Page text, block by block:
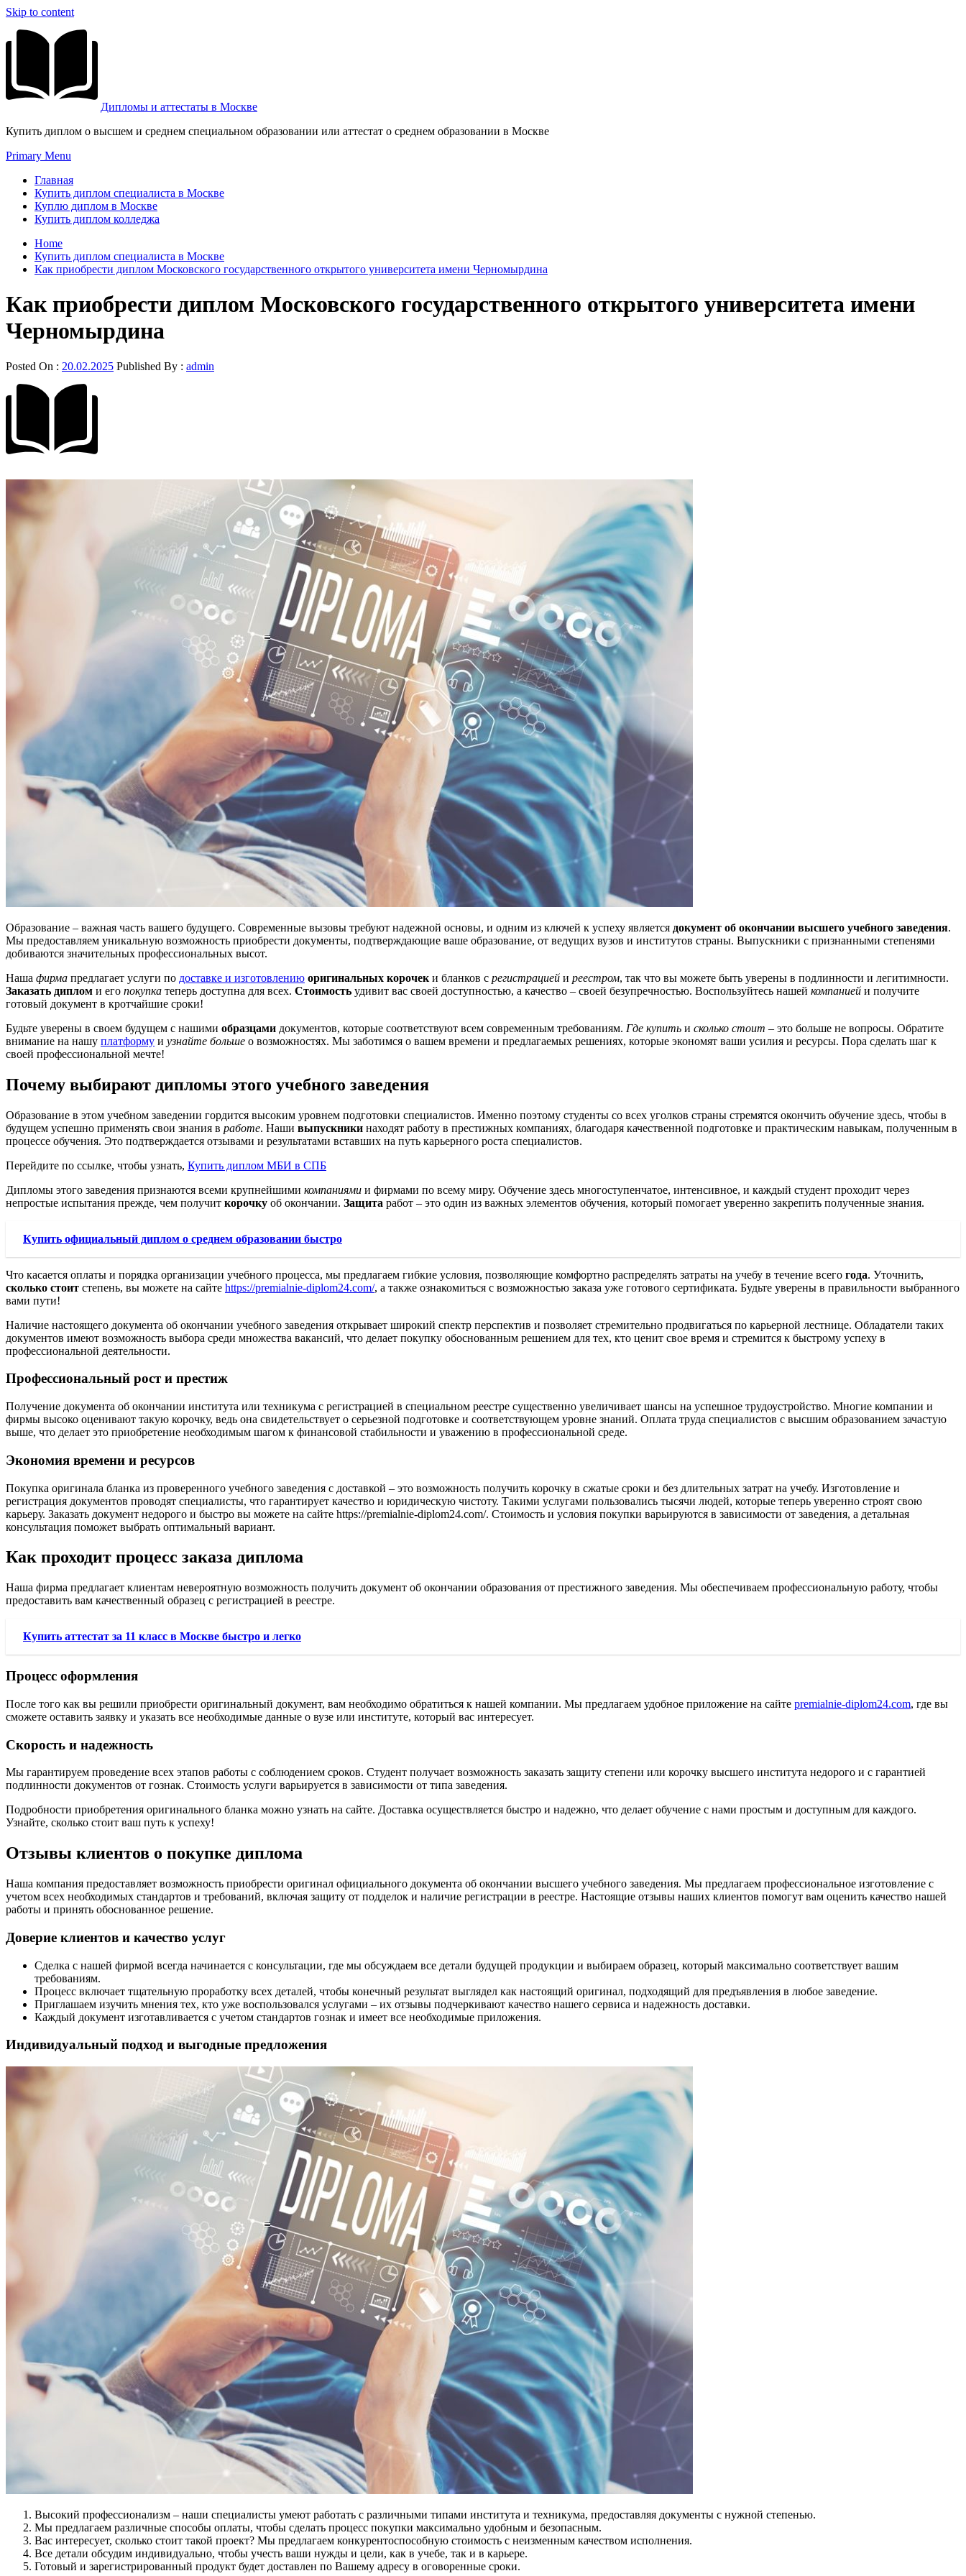
Skip to content
Дипломы и аттестаты в Москве
Купить диплом о высшем и среднем специальном образовании или аттестат о среднем образовании в Москве
Primary Menu
Главная
Купить диплом специалиста в Москве
Куплю диплом в Москве
Купить диплом колледжа
Home
Купить диплом специалиста в Москве
Как приобрести диплом Московского государственного открытого университета имени Черномырдина
Как приобрести диплом Московского государственного открытого университета имени
Черномырдина
Posted On : 20.02.2025 Published By : admin
Образование – важная часть вашего будущего. Современные вызовы требуют надежной основы, и одним из ключей к успеху является документ об окончании высшего учебного заведения.
Мы предоставляем уникальную возможность приобрести документы, подтверждающие ваше образование, от ведущих вузов и институтов страны. Выпускники с признанными степенями
добиваются значительных профессиональных высот.
Наша фирма предлагает услуги по доставке и изготовлению оригинальных корочек и бланков с регистрацией и реестром, так что вы можете быть уверены в подлинности и легитимности.
Заказать диплом и его покупка теперь доступна для всех. Стоимость удивит вас своей доступностью, а качество – своей безупречностью. Воспользуйтесь нашей компанией и получите
готовый документ в кротчайшие сроки!
Будьте уверены в своем будущем с нашими образцами документов, которые соответствуют всем современным требованиям. Где купить и сколько стоит – это больше не вопросы. Обратите
внимание на нашу платформу и узнайте больше о возможностях. Мы заботимся о вашем времени и предлагаемых решениях, которые экономят ваши усилия и ресурсы. Пора сделать шаг к
своей профессиональной мечте!
Почему выбирают дипломы этого учебного заведения
Образование в этом учебном заведении гордится высоким уровнем подготовки специалистов. Именно поэтому студенты со всех уголков страны стремятся окончить обучение здесь, чтобы в
будущем успешно применять свои знания в работе. Наши выпускники находят работу в престижных компаниях, благодаря качественной подготовке и практическим навыкам, полученным в
процессе обучения. Это подтверждается отзывами и результатами вставших на путь карьерного роста специалистов.
Перейдите по ссылке, чтобы узнать, Купить диплом МБИ в СПБ
Дипломы этого заведения признаются всеми крупнейшими компаниями и фирмами по всему миру. Обучение здесь многоступенчатое, интенсивное, и каждый студент проходит через
непростые испытания прежде, чем получит корочку об окончании. Защита работ – это один из важных элементов обучения, который помогает уверенно закрепить полученные знания.
Купить официальный диплом о среднем образовании быстро
Что касается оплаты и порядка организации учебного процесса, мы предлагаем гибкие условия, позволяющие комфортно распределять затраты на учебу в течение всего года. Уточнить,
сколько стоит степень, вы можете на сайте https://premialnie-diplom24.com/, а также ознакомиться с возможностью заказа уже готового сертификата. Будьте уверены в правильности выбранного
вами пути!
Наличие настоящего документа об окончании учебного заведения открывает широкий спектр перспектив и позволяет стремительно продвигаться по карьерной лестнице. Обладатели таких
документов имеют возможность выбора среди множества вакансий, что делает покупку обоснованным решением для тех, кто ценит свое время и стремится к быстрому успеху в
профессиональной деятельности.
Профессиональный рост и престиж
Получение документа об окончании института или техникума с регистрацией в специальном реестре существенно увеличивает шансы на успешное трудоустройство. Многие компании и
фирмы высоко оценивают такую корочку, ведь она свидетельствует о серьезной подготовке и соответствующем уровне знаний. Оплата труда специалистов с высшим образованием зачастую
выше, что делает это приобретение необходимым шагом к финансовой стабильности и уважению в профессиональной среде.
Экономия времени и ресурсов
Покупка оригинала бланка из проверенного учебного заведения с доставкой – это возможность получить корочку в сжатые сроки и без длительных затрат на учебу. Изготовление и
регистрация документов проводят специалисты, что гарантирует качество и юридическую чистоту. Такими услугами пользовались тысячи людей, которые теперь уверенно строят свою
карьеру. Заказать документ недорого и быстро вы можете на сайте https://premialnie-diplom24.com/. Стоимость и условия покупки варьируются в зависимости от заведения, а детальная
консультация поможет выбрать оптимальный вариант.
Как проходит процесс заказа диплома
Наша фирма предлагает клиентам невероятную возможность получить документ об окончании образования от престижного заведения. Мы обеспечиваем профессиональную работу, чтобы
предоставить вам качественный образец с регистрацией в реестре.
Купить аттестат за 11 класс в Москве быстро и легко
Процесс оформления
После того как вы решили приобрести оригинальный документ, вам необходимо обратиться к нашей компании. Мы предлагаем удобное приложение на сайте premialnie-diplom24.com, где вы
сможете оставить заявку и указать все необходимые данные о вузе или институте, который вас интересует.
Скорость и надежность
Мы гарантируем проведение всех этапов работы с соблюдением сроков. Студент получает возможность заказать защиту степени или корочку высшего института недорого и с гарантией
подлинности документов от гознак. Стоимость услуги варьируется в зависимости от типа заведения.
Подробности приобретения оригинального бланка можно узнать на сайте. Доставка осуществляется быстро и надежно, что делает обучение с нами простым и доступным для каждого.
Узнайте, сколько стоит ваш путь к успеху!
Отзывы клиентов о покупке диплома
Наша компания предоставляет возможность приобрести оригинал официального документа об окончании высшего учебного заведения. Мы предлагаем профессиональное изготовление с
учетом всех необходимых стандартов и требований, включая защиту от подделок и наличие регистрации в реестре. Настоящие отзывы наших клиентов помогут вам оценить качество нашей
работы и принять обоснованное решение.
Доверие клиентов и качество услуг
Сделка с нашей фирмой всегда начинается с консультации, где мы обсуждаем все детали будущей продукции и выбираем образец, который максимально соответствует вашим
требованиям.
Процесс включает тщательную проработку всех деталей, чтобы конечный результат выглядел как настоящий оригинал, подходящий для предъявления в любое заведение.
Приглашаем изучить мнения тех, кто уже воспользовался услугами – их отзывы подчеркивают качество нашего сервиса и надежность доставки.
Каждый документ изготавливается с учетом стандартов гознак и имеет все необходимые приложения.
Индивидуальный подход и выгодные предложения
Высокий профессионализм – наши специалисты умеют работать с различными типами института и техникума, предоставляя документы с нужной степенью.
Мы предлагаем различные способы оплаты, чтобы сделать процесс покупки максимально удобным и безопасным.
Вас интересует, сколько стоит такой проект? Мы предлагаем конкурентоспособную стоимость с неизменным качеством исполнения.
Все детали обсудим индивидуально, чтобы учесть ваши нужды и цели, как в учебе, так и в карьере.
Готовый и зарегистрированный продукт будет доставлен по Вашему адресу в оговоренные сроки.